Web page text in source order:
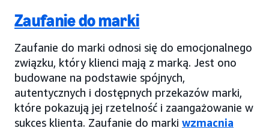
Zaufanie do marki
Zaufanie do marki odnosi się do emocjonalnego
związku, który klienci mają z marką. Jest ono
budowane na podstawie spójnych,
autentycznych i dostępnych przekazów marki,
które pokazują jej rzetelność i zaangażowanie w
sukces klienta. Zaufanie do marki wzmacnia